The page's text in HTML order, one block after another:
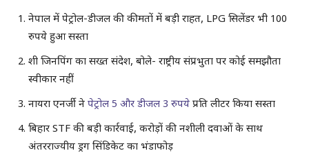
नेपाल में पेट्रोल-डीजल की कीमतों में बड़ी राहत, LPG सिलेंडर भी 100
रुपये हुआ सस्ता
शी जिनपिंग का सख्त संदेश, बोले- राष्ट्रीय संप्रभुता पर कोई समझौता
स्वीकार नहीं
नायरा एनर्जी ने पेट्रोल 5 और डीजल 3 रुपये प्रति लीटर किया सस्ता
बिहार STF की बड़ी कार्रवाई, करोड़ों की नशीली दवाओं के साथ
अंतरराज्यीय ड्रग सिंडिकेट का भंडाफोड़